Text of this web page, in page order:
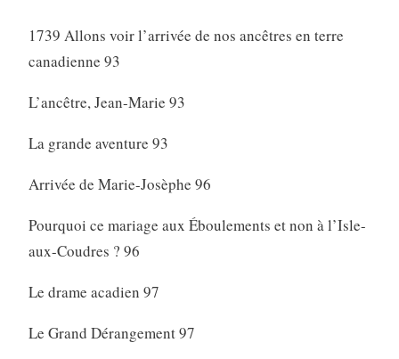
1739 Allons voir l’arrivée de nos ancêtres en terre
canadienne 93
L’ancêtre, Jean-Marie 93
La grande aventure 93
Arrivée de Marie-Josèphe 96
Pourquoi ce mariage aux Éboulements et non à l’Isle-
aux-Coudres ? 96
Le drame acadien 97
Le Grand Dérangement 97